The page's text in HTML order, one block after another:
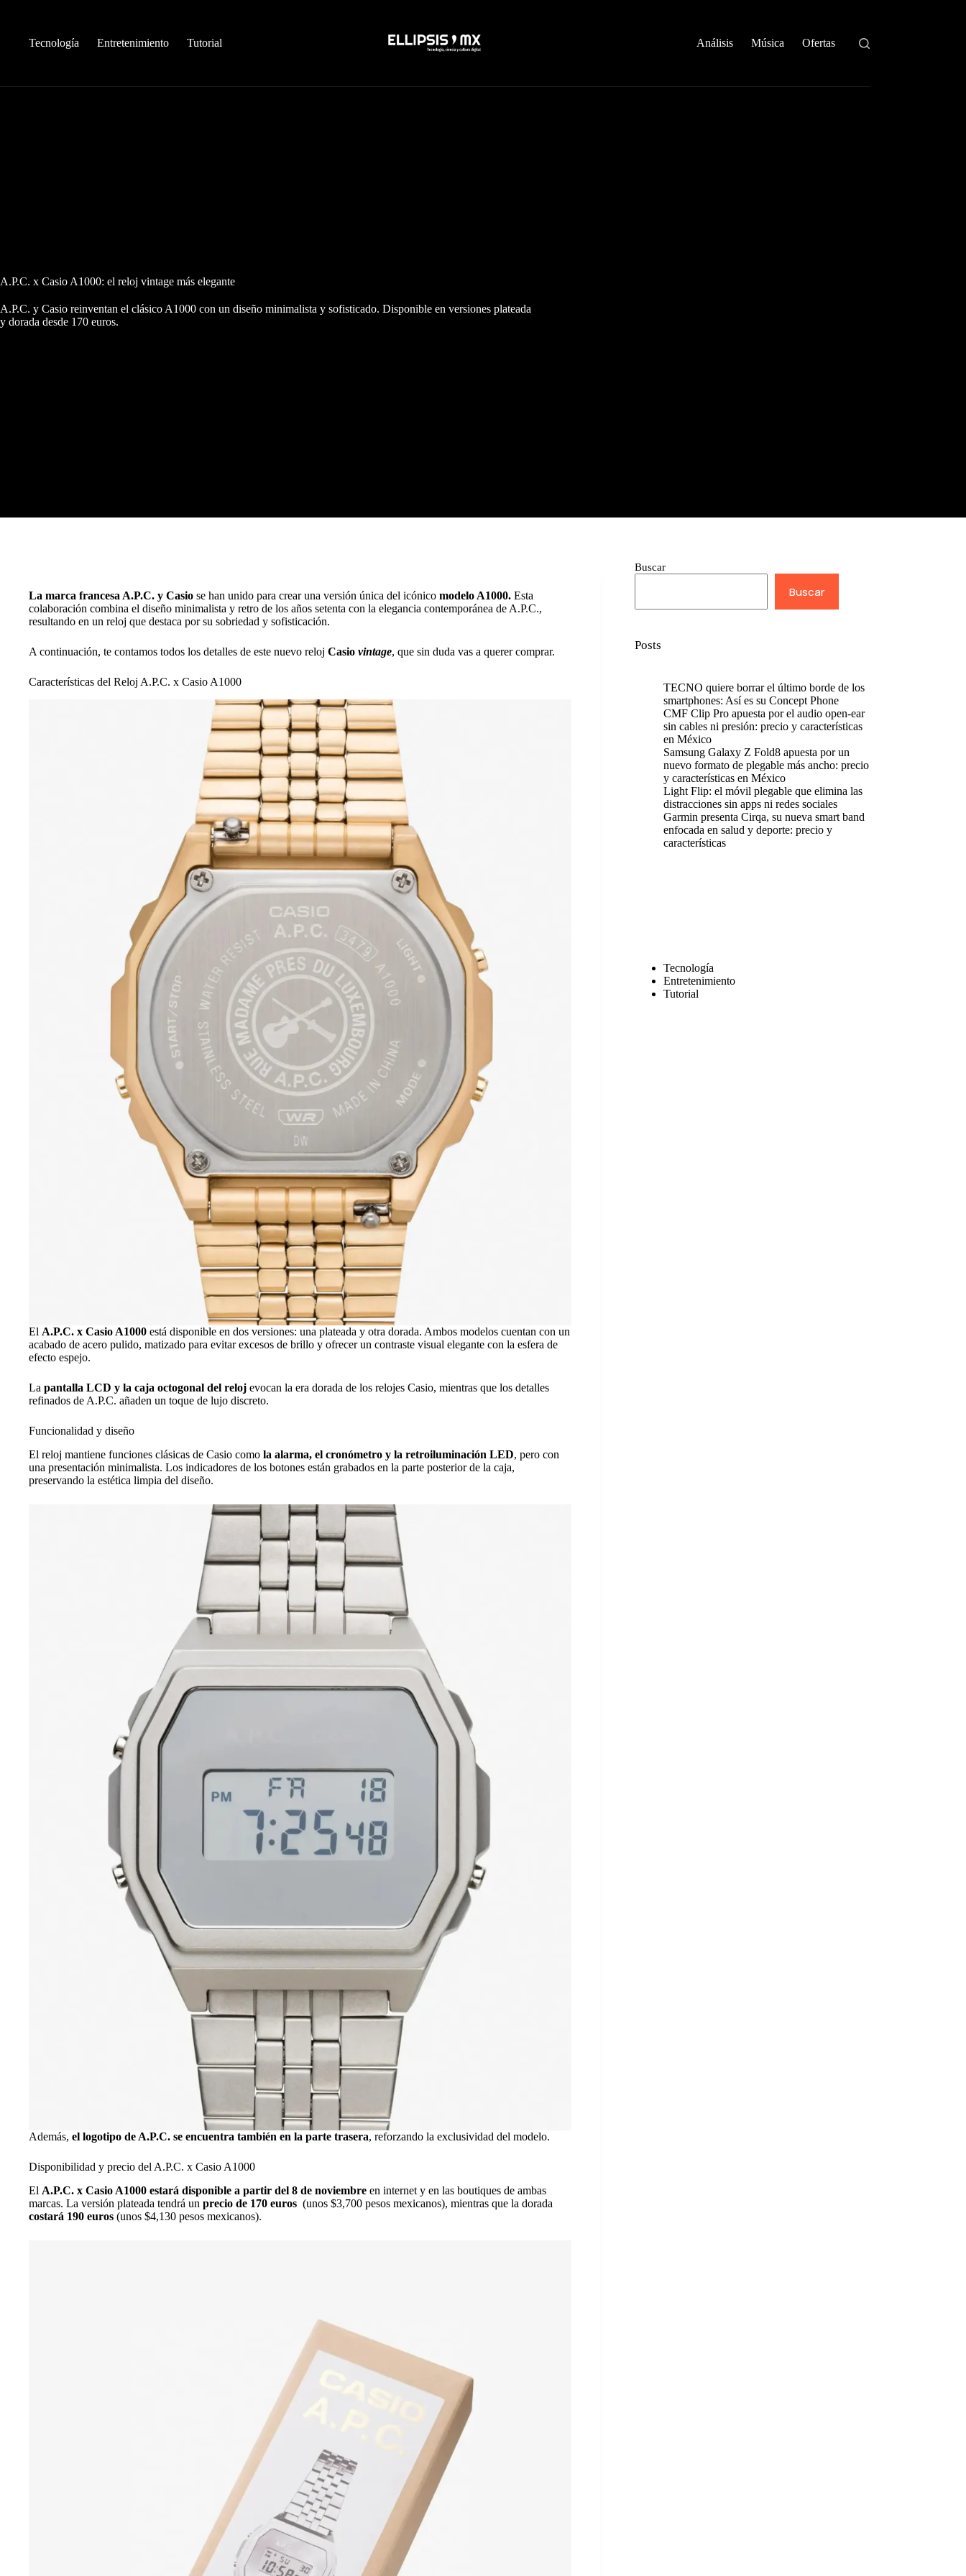
Tecnología
Entretenimiento Tutorial Análisis Música Ofertas
A.P.C. x Casio A1000: el reloj vintage más elegante
A.P.C. y Casio reinventan el clásico A1000 con un diseño minimalista y sofisticado. Disponible en versiones plateada
y dorada desde 170 euros.
La marca francesa A.P.C. y Casio se han unido para crear una versión única del icónico modelo A1000. Esta
colaboración combina el diseño minimalista y retro de los años setenta con la elegancia contemporánea de A.P.C.,
resultando en un reloj que destaca por su sobriedad y sofisticación.
A continuación, te contamos todos los detalles de este nuevo reloj Casio vintage, que sin duda vas a querer comprar.
Características del Reloj A.P.C. x Casio A1000
El A.P.C. x Casio A1000 está disponible en dos versiones: una plateada y otra dorada. Ambos modelos cuentan con un
acabado de acero pulido, matizado para evitar excesos de brillo y ofrecer un contraste visual elegante con la esfera de
efecto espejo.
La pantalla LCD y la caja octogonal del reloj evocan la era dorada de los relojes Casio, mientras que los detalles
refinados de A.P.C. añaden un toque de lujo discreto.
Funcionalidad y diseño
El reloj mantiene funciones clásicas de Casio como la alarma, el cronómetro y la retroiluminación LED, pero con
una presentación minimalista. Los indicadores de los botones están grabados en la parte posterior de la caja,
preservando la estética limpia del diseño.
Además, el logotipo de A.P.C. se encuentra también en la parte trasera, reforzando la exclusividad del modelo.
Disponibilidad y precio del A.P.C. x Casio A1000
El A.P.C. x Casio A1000 estará disponible a partir del 8 de noviembre en internet y en las boutiques de ambas
marcas. La versión plateada tendrá un precio de 170 euros (unos $3,700 pesos mexicanos), mientras que la dorada
costará 190 euros (unos $4,130 pesos mexicanos).
Buscar
Buscar
Posts
TECNO quiere borrar el último borde de los
smartphones: Así es su Concept Phone
CMF Clip Pro apuesta por el audio open-ear
sin cables ni presión: precio y características
en México
Samsung Galaxy Z Fold8 apuesta por un
nuevo formato de plegable más ancho: precio
y características en México
Light Flip: el móvil plegable que elimina las
distracciones sin apps ni redes sociales
Garmin presenta Cirqa, su nueva smart band
enfocada en salud y deporte: precio y
características
Tecnología
Entretenimiento
Tutorial